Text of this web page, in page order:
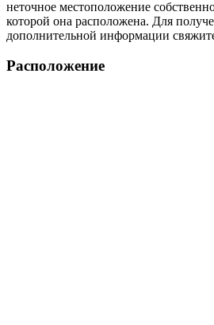
неточное местоположение
которой она расположена. Для
дополнительной информации
Расположение